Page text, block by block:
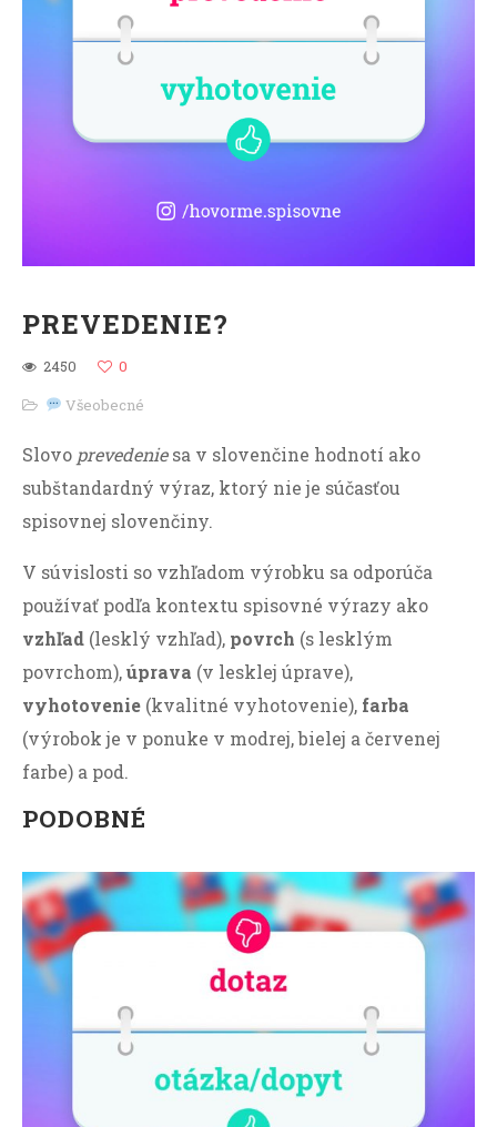
PREVEDENIE?
2450
0
Všeobecné
Slovo prevedeniesa v slovenčine hodnotí ako
subštandardný výraz, ktorý nie je súčasťou
spisovnej slovenčiny.
V súvislosti so vzhľadom výrobku sa odporúča
používať podľa kontextu spisovné výrazy ako
vzhľad (lesklý vzhľad), povrch (s lesklým
povrchom),úprava (v lesklej úprave),
vyhotovenie (kvalitné vyhotovenie), farba
(výrobok je v ponuke v modrej, bielej a červenej
farbe) a pod.
PODOBNÉ